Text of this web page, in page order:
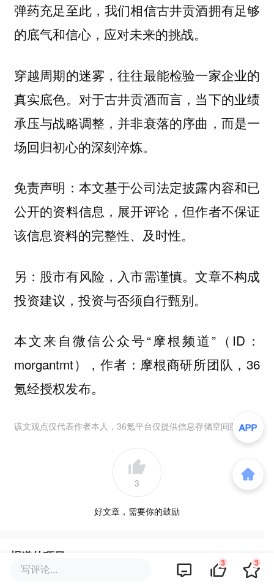
弹药充足至此，我们相信古井贡酒拥有足够
的底气和信心，应对未来的挑战。
穿越周期的迷雾，往往最能检验一家企业的
真实底色。对于古井贡酒而言，当下的业绩
承压与战略调整，并非衰落的序曲，而是一
场回归初心的深刻淬炼。
免责声明：本文基于公司法定披露内容和已
公开的资料信息，展开评论，但作者不保证
该信息资料的完整性、及时性。
另：股市有风险，入市需谨慎。文章不构成
投资建议，投资与否须自行甄别。
本文来自微信公众号“摩根频道”（ID：
morgantmt），作者：摩根商研所团队，36
氪经授权发布。
该文观点仅代表作者本人，36氪平台仅提供信息存储空间服务。
3
好文章，需要你的鼓励
报道的项目
写评论... 3 3